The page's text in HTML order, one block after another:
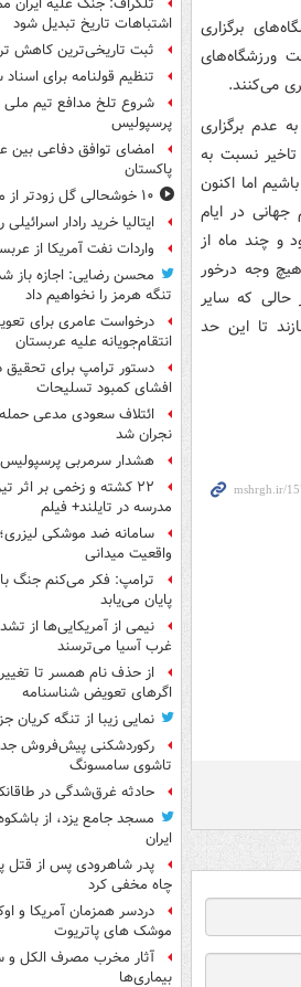
برگزاری
ورزشگاه‌های
می‌کنند.
به عدم برگزاری
نسبت به
اما اکنون
جهانی در ایام
و چند ماه از
وجه درخور
که سایر
تا این حد
تلگراف: جنگ علیه ایران
اشتباهات تاریخ تبدیل شود
ثبت تاریخی‌ترین کاهش
تنظیم قولنامه برای
شروع تلخ مدافع تیم ملی
پرسپولیس
امضای توافق دفاعی بین
پاکستان
۱۰ خوشحالی گل زودتر از موعد
ایتالیا خرید رادار
واردات نفت آمریکا از
محسن رضایی: اجازه باز
تنگه هرمز را نخواهیم داد
درخواست عامری برای
انتقام‌جویانه علیه عربستان
دستور ترامپ برای تحقیق
افشای کمبود تسلیحات
ائتلاف سعودی مدعی
نجران شد
هشدار سرمربی
۲۲ کشته و زخمی بر اثر
مدرسه در تایلند+ فیلم
سامانه ضد موشکی
واقعیت میدانی
ترامپ: فکر می‌کنم جنگ با
پایان می‌یابد
نیمی از آمریکایی‌ها از
غرب آسیا می‌ترسند
از حذف نام همسر تا تغییر
اگرهای تعویض شناسنامه
نمایی زیبا از تنگه کریان
رکوردشکنی پیش‌فروش
تاشوی سامسونگ
حادثه غرق‌شدگی در طاقانک ۲ قربانی
مسجد جامع یزد، از
ایران
پدر شاهرودی پس از قتل
چاه مخفی کرد
دردسر همزمان آمریکا و
موشک های پاتریوت
آثار مخرب مصرف الکل و
بیماری‌ها